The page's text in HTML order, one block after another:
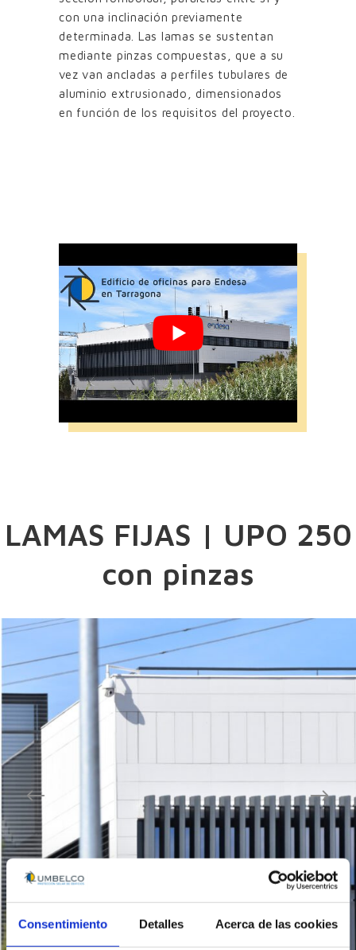
Consentimiento Detalles Acerca de las cookies
con una inclinación previamente
determinada. Las lamas se sustentan
mediante pinzas compuestas, que a su
vez van ancladas a perfiles tubulares de
aluminio extrusionado, dimensionados
en función de los requisitos del proyecto.
LAMAS FIJAS | UPO 250
con pinzas